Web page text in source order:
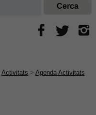
Activitats > Agenda Activitats